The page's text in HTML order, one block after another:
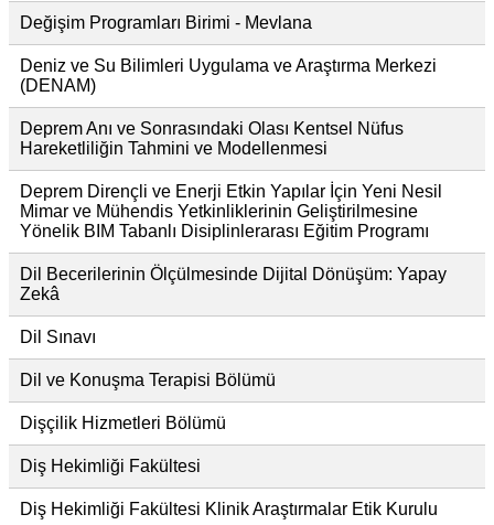
Değişim Programları Birimi - Mevlana
Deniz ve Su Bilimleri Uygulama ve Araştırma Merkezi
(DENAM)
Deprem Anı ve Sonrasındaki Olası Kentsel Nüfus
Hareketliliğin Tahmini ve Modellenmesi
Deprem Dirençli ve Enerji Etkin Yapılar İçin Yeni Nesil
Mimar ve Mühendis Yetkinliklerinin Geliştirilmesine
Yönelik BIM Tabanlı Disiplinlerarası Eğitim Programı
Dil Becerilerinin Ölçülmesinde Dijital Dönüşüm: Yapay
Zekâ
Dil Sınavı
Dil ve Konuşma Terapisi Bölümü
Dişçilik Hizmetleri Bölümü
Diş Hekimliği Fakültesi
Diş Hekimliği Fakültesi Klinik Araştırmalar Etik Kurulu